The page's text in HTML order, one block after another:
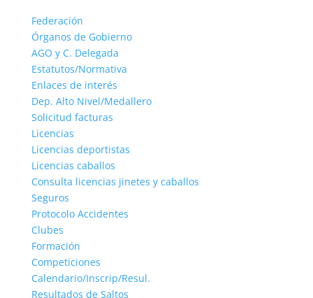
Federación
Órganos de Gobierno
AGO y C. Delegada
Estatutos/Normativa
Enlaces de interés
Dep. Alto Nivel/Medallero
Solicitud facturas
Licencias
Licencias deportistas
Licencias caballos
Consulta licencias jinetes y caballos
Seguros
Protocolo Accidentes
Clubes
Formación
Competiciones
Calendario/Inscrip/Resul.
Resultados de Saltos